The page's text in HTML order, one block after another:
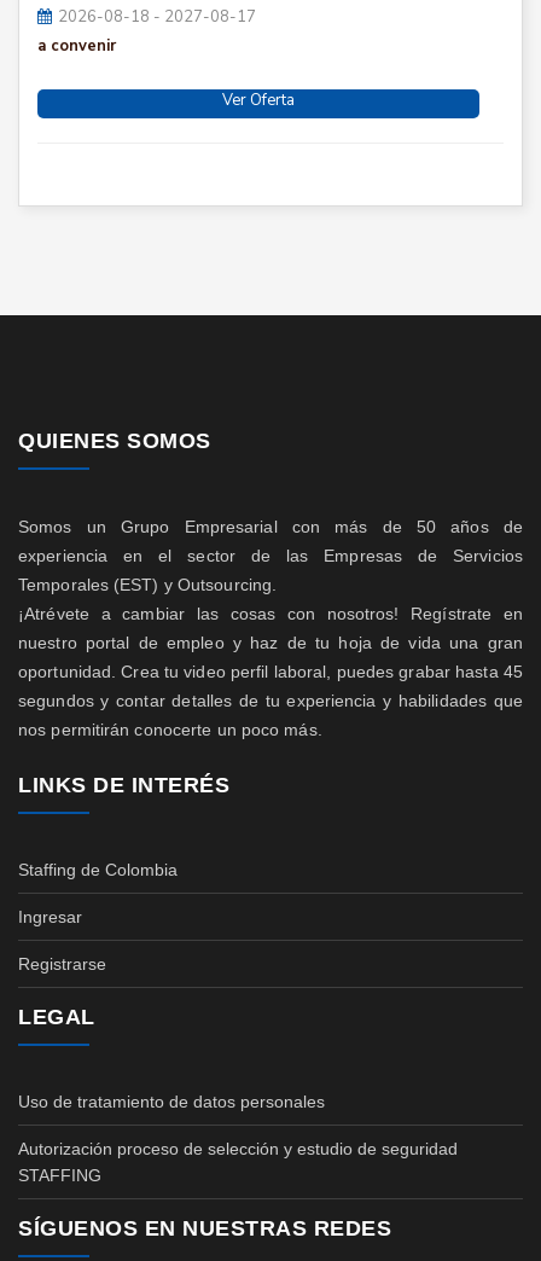
2026-08-18 - 2027-08-17
a convenir
Ver Oferta
QUIENES SOMOS
Somos un Grupo Empresarial con más de 50 años de
experiencia en el sector de las Empresas de Servicios
Temporales (EST) y Outsourcing.
¡Atrévete a cambiar las cosas con nosotros! Regístrate en
nuestro portal de empleo y haz de tu hoja de vida una gran
oportunidad. Crea tu video perfil laboral, puedes grabar hasta 45
segundos y contar detalles de tu experiencia y habilidades que
nos permitirán conocerte un poco más.
LINKS DE INTERÉS
Staffing de Colombia
Ingresar
Registrarse
LEGAL
Uso de tratamiento de datos personales
Autorización proceso de selección y estudio de seguridad
STAFFING
SÍGUENOS EN NUESTRAS REDES